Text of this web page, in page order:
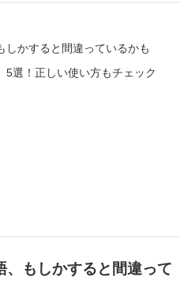
しかすると間違っているかも
5選！正しい使い方もチェック
、もしかすると間違って